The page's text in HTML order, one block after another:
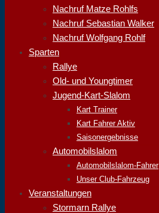
Nachruf Matze Rohlfs
Nachruf Sebastian Walker
Nachruf Wolfgang Rohlf
Sparten
Rallye
Old- und Youngtimer
Jugend-Kart-Slalom
Kart Trainer
Kart Fahrer Aktiv
Saisonergebnisse
Automobilslalom
Automobilslalom-Fahrer
Unser Club-Fahrzeug
Veranstaltungen
Stormarn Rallye